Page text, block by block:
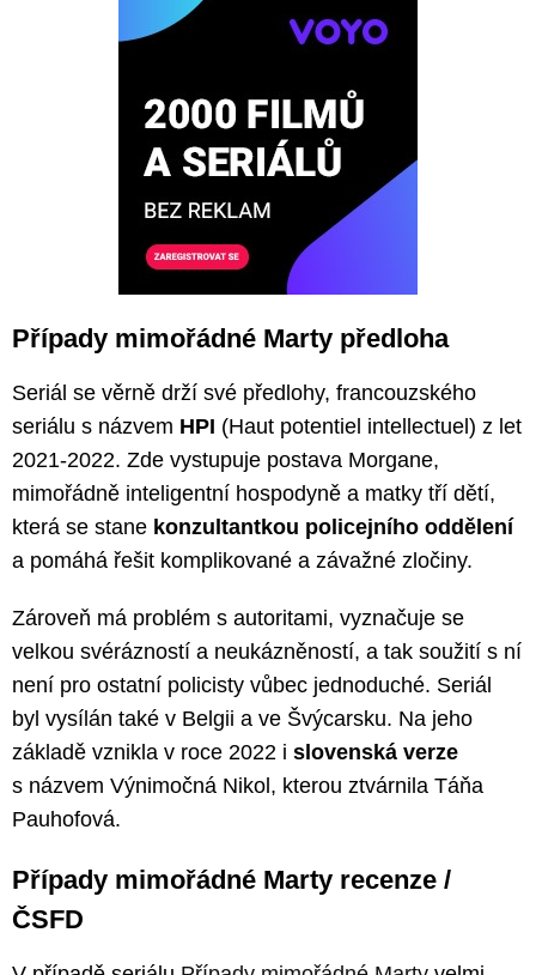
Případy mimořádné Marty předloha
Seriál se věrně drží své předlohy, francouzského
seriálu s názvem HPI (Haut potentiel intellectuel) z let
2021-2022. Zde vystupuje postava Morgane,
mimořádně inteligentní hospodyně a matky tří dětí,
která se stane konzultantkou policejního oddělení
a pomáhá řešit komplikované a závažné zločiny.
Zároveň má problém s autoritami, vyznačuje se
velkou svérázností a neukázněností, a tak soužití s ní
není pro ostatní policisty vůbec jednoduché. Seriál
byl vysílán také v Belgii a ve Švýcarsku. Na jeho
základě vznikla v roce 2022 i slovenská verze
s názvem Výnimočná Nikol, kterou ztvárnila Táňa
Pauhofová.
Případy mimořádné Marty recenze /
ČSFD